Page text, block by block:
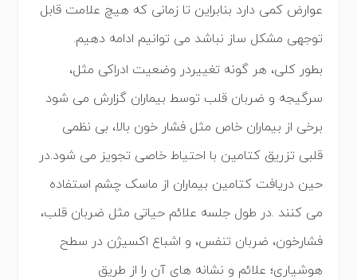
عوارض کمی دارد بنابراین تا زمانی که هیچ علامت قابل
توجهی مشکل ساز نباشد می توانیم ادامه دهیم.
بطور کلی، هر گونه تغییردر وضعیت ادراکی مثل،
سرگیجه و ضربان قلب توسط بیماران گزارش می شود
برخی از بیماران خاص مثل فشار خون بالا، بی نظمی
قلبی تزریق کتامین با احتیاط خاصی تجویز می شود.در
حین دریافت کتامین بیماران از ماسک چشم استفاده
می کنند .در طول جلسه علائم حیاتی مثل ضربان قلب،
فشارخون، ضربان تنفس، و اشباع اکسیژن در سطح
هوشیاری؛ علائم و نشانه های آن را از طریق